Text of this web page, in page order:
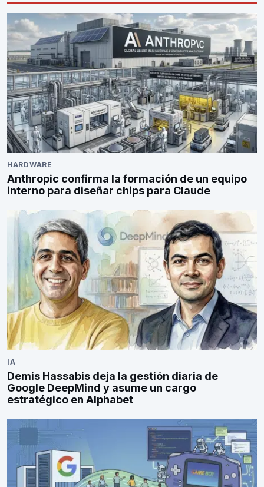
HARDWARE
Anthropic confirma la formación de un equipo
interno para diseñar chips para Claude
IA
Demis Hassabis deja la gestión diaria de
Google DeepMind y asume un cargo
estratégico en Alphabet